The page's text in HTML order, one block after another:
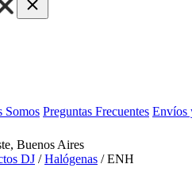
Somos Preguntas Frecuentes Envíos
Buenos Aires
DJ /Halógenas / ENH